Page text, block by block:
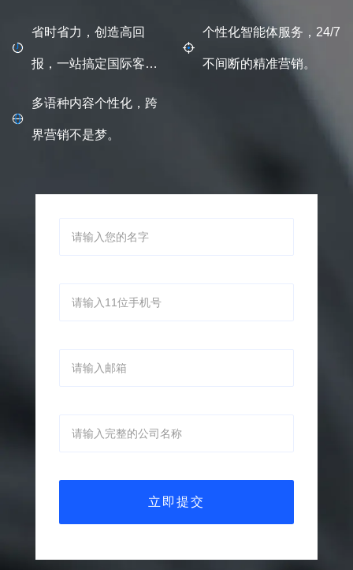
省时省力，创造高回
报，一站搞定国际客
户。
个性化智能体服务，24/7
不间断的精准营销。
多语种内容个性化，跨
界营销不是梦。